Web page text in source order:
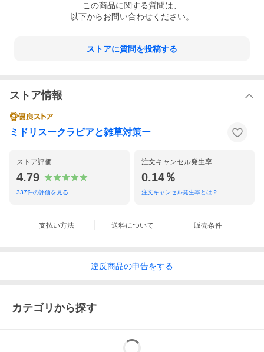
この商品に関する質問は、
以下からお問い合わせください。
ストアに質問を投稿する
ストア情報
ミドリスークラピアと雑草対策ー
ストア評価
4.79
337件の評価を見る
注文キャンセル発生率
0.14％
注文キャンセル発生率とは？
支払い方法 送料について 販売条件
違反商品の申告をする
カテゴリから探す